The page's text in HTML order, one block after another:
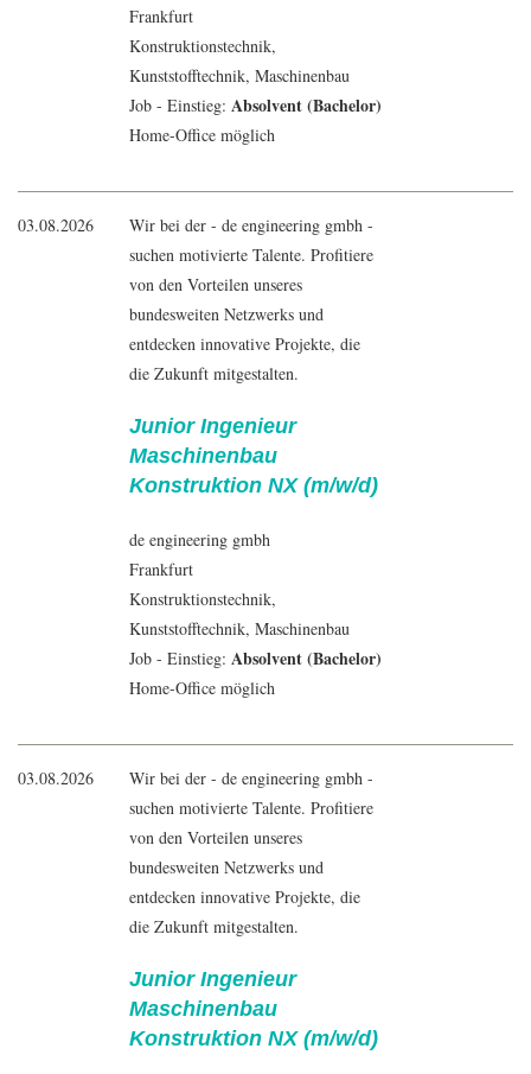
Frankfurt
Konstruktionstechnik,
Kunststofftechnik, Maschinenbau
Job - Einstieg: Absolvent (Bachelor)
Home-Office möglich
03.08.2026
Wir bei der - de engineering gmbh -
suchen motivierte Talente. Profitiere
von den Vorteilen unseres
bundesweiten Netzwerks und
entdecken innovative Projekte, die
die Zukunft mitgestalten.
Junior Ingenieur
Maschinenbau
Konstruktion NX (m/w/d)
de engineering gmbh
Frankfurt
Konstruktionstechnik,
Kunststofftechnik, Maschinenbau
Job - Einstieg: Absolvent (Bachelor)
Home-Office möglich
03.08.2026
Wir bei der - de engineering gmbh -
suchen motivierte Talente. Profitiere
von den Vorteilen unseres
bundesweiten Netzwerks und
entdecken innovative Projekte, die
die Zukunft mitgestalten.
Junior Ingenieur
Maschinenbau
Konstruktion NX (m/w/d)